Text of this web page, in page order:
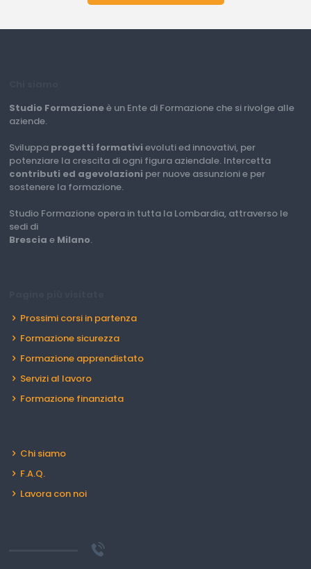
Studio Formazioneè un Ente di Formazione che si rivolge alle
aziende.
Sviluppa progetti formativi evoluti ed innovativi, per
potenziare la crescita di ogni figura aziendale. Intercetta
contributi ed agevolazioni per nuove assunzioni e per
sostenere la formazione.
Studio Formazione opera in tutta la Lombardia, attraverso le
sedi di
Brescia e Milano.
Prossimi corsi in partenza
Formazione sicurezza
Formazione apprendistato
Servizi al lavoro
Formazione finanziata
Chi siamo
F.A.Q.
Lavora con noi